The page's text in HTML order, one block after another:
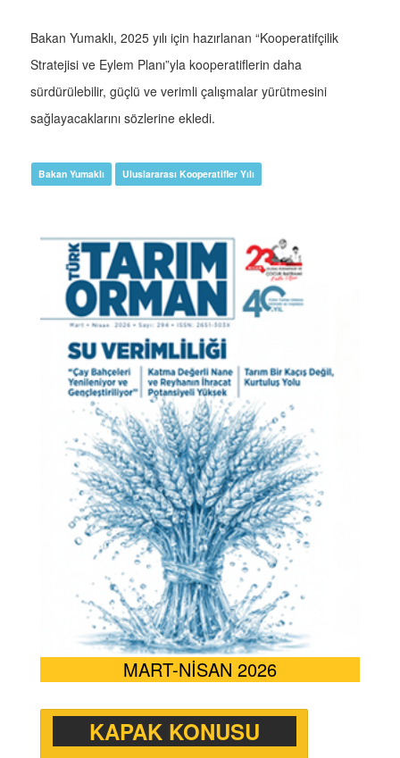
Bakan Yumaklı, 2025 yılı için hazırlanan “Kooperatifçilik
Stratejisi ve Eylem Planı”yla kooperatiflerin daha
sürdürülebilir, güçlü ve verimli çalışmalar yürütmesini
sağlayacaklarını sözlerine ekledi.
Bakan Yumaklı Uluslararası Kooperatifler Yılı
MART-NİSAN 2026
KAPAK KONUSU